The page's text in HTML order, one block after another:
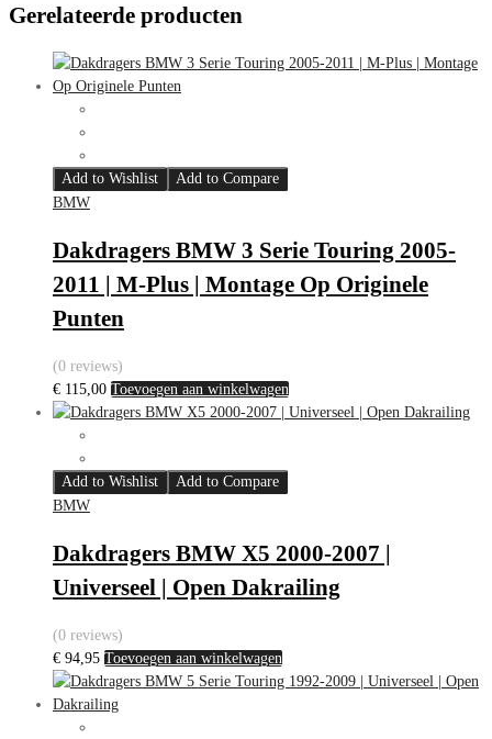
Gerelateerde producten
Add to Wishlist
Add to Compare
BMW
Dakdragers BMW 3 Serie Touring 2005-
2011 | M-Plus | Montage Op Originele
Punten
(0 reviews)
€ 115,00 Toevoegen aan winkelwagen
Add to Wishlist
Add to Compare
BMW
Dakdragers BMW X5 2000-2007 |
Universeel | Open Dakrailing
(0 reviews)
€ 94,95 Toevoegen aan winkelwagen